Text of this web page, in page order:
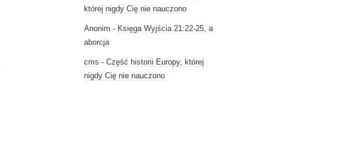
której nigdy Cię nie nauczono
Anonim - Księga Wyjścia 21:22-25, a
aborcja
cms - Część historii Europy, której
nigdy Cię nie nauczono